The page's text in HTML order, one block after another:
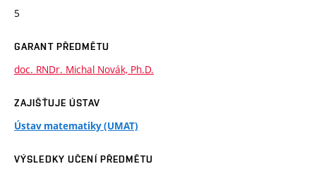
5
GARANT PŘEDMĚTU
doc. RNDr. Michal Novák, Ph.D.
ZAJIŠŤUJE ÚSTAV
Ústav matematiky (UMAT)
VÝSLEDKY UČENÍ PŘEDMĚTU